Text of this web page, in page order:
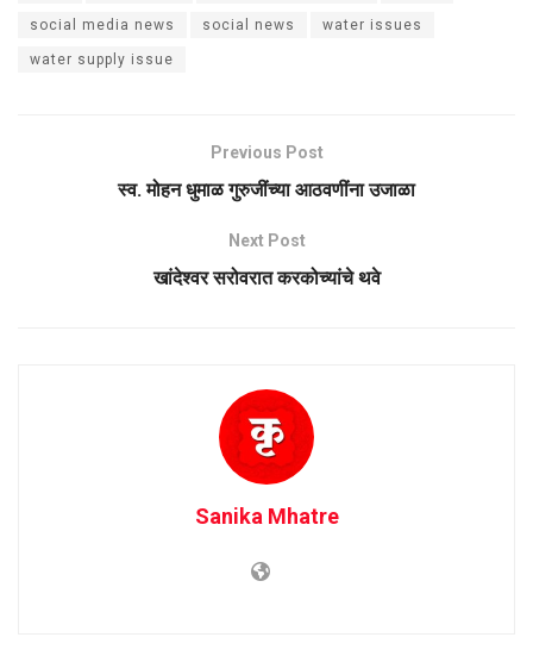
social media news social news water issues
water supply issue
Previous Post
स्व. मोहन धुमाळ गुरुजींच्या आठवणींना उजाळा
Next Post
खांदेश्वर सरोवरात करकोच्यांचे थवे
Sanika Mhatre